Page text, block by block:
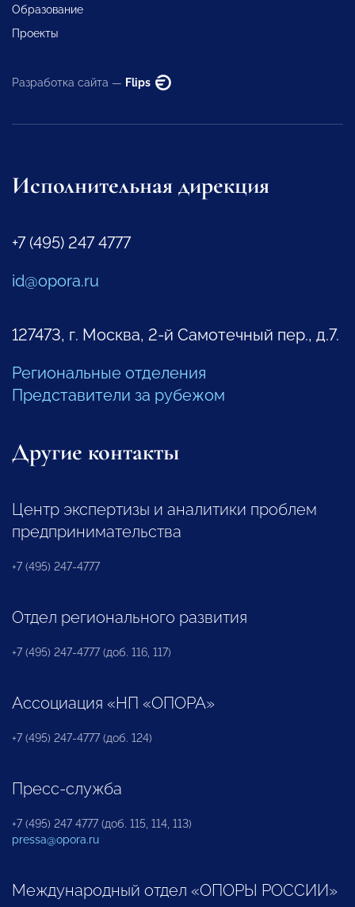
Образование
Проекты
Разработка сайта — Flips
Исполнительная дирекция
+7 (495) 247 4777
id@opora.ru
127473, г. Москва, 2-й Самотечный пер., д.7.
Региональные отделения
Представители за рубежом
Другие контакты
Центр экспертизы и аналитики проблем
предпринимательства
+7 (495) 247-4777
Отдел регионального развития
+7 (495) 247-4777 (доб. 116, 117)
Ассоциация «НП «ОПОРА»
+7 (495) 247-4777 (доб. 124)
Пресс-служба
+7 (495) 247 4777 (доб. 115, 114, 113)
pressa@opora.ru
Международный отдел «ОПОРЫ РОССИИ»